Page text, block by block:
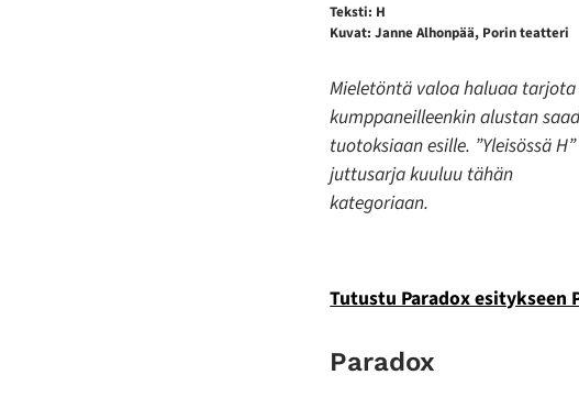
Teksti: H
Kuvat: Janne Alhonpää, Porin teatteri
Mieletöntä valoa haluaa tarjota
kumppaneilleenkin alustan
tuotoksiaan esille. ”Yleisössä
juttusarja kuuluu tähän
kategoriaan.
Tutustu Paradox
Paradox